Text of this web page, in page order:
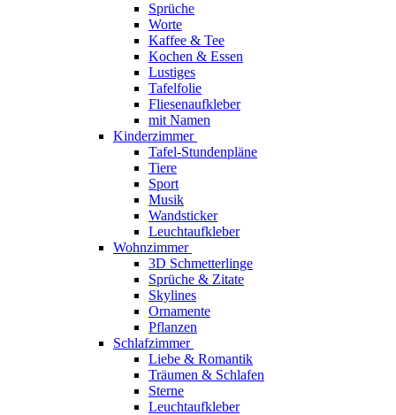
Sprüche
Worte
Kaffee & Tee
Kochen & Essen
Lustiges
Tafelfolie
Fliesenaufkleber
mit Namen
Kinderzimmer
Tafel-Stundenpläne
Tiere
Sport
Musik
Wandsticker
Leuchtaufkleber
Wohnzimmer
3D Schmetterlinge
Sprüche & Zitate
Skylines
Ornamente
Pflanzen
Schlafzimmer
Liebe & Romantik
Träumen & Schlafen
Sterne
Leuchtaufkleber